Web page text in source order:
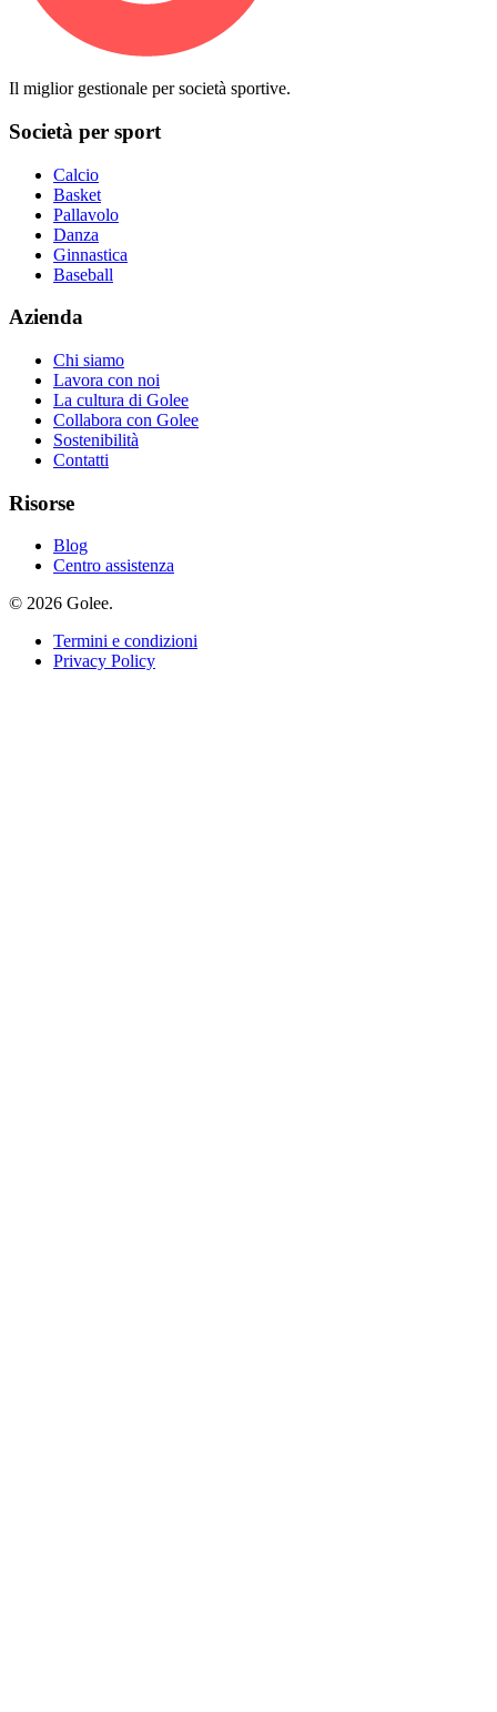
Il miglior gestionale per società sportive.
Società per sport
Calcio
Basket
Pallavolo
Danza
Ginnastica
Baseball
Azienda
Chi siamo
Lavora con noi
La cultura di Golee
Collabora con Golee
Sostenibilità
Contatti
Risorse
Blog
Centro assistenza
© 2026 Golee.
Termini e condizioni
Privacy Policy